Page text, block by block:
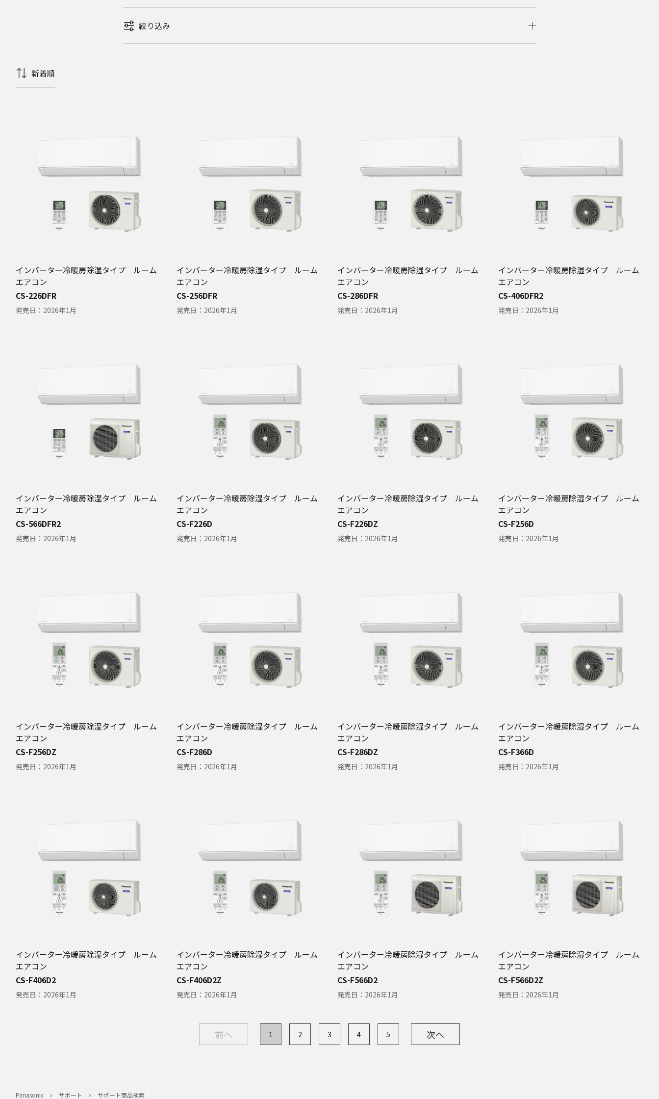
絞り込み
新着順
インバーター冷暖房除湿タイプ ルーム
エアコン
CS-226DFR
発売日： 2026年1月
インバーター冷暖房除湿タイプ ルーム
エアコン
CS-256DFR
発売日： 2026年1月
インバーター冷暖房除湿タイプ ルーム
エアコン
CS-286DFR
発売日： 2026年1月
インバーター冷暖房除湿タイプ ルーム
エアコン
CS-406DFR2
発売日： 2026年1月
インバーター冷暖房除湿タイプ ルーム
エアコン
CS-566DFR2
発売日： 2026年1月
インバーター冷暖房除湿タイプ ルーム
エアコン
CS-F226D
発売日： 2026年1月
インバーター冷暖房除湿タイプ ルーム
エアコン
CS-F226DZ
発売日： 2026年1月
インバーター冷暖房除湿タイプ ルーム
エアコン
CS-F256D
発売日： 2026年1月
インバーター冷暖房除湿タイプ ルーム
エアコン
CS-F256DZ
発売日： 2026年1月
インバーター冷暖房除湿タイプ ルーム
エアコン
CS-F286D
発売日： 2026年1月
インバーター冷暖房除湿タイプ ルーム
エアコン
CS-F286DZ
発売日： 2026年1月
インバーター冷暖房除湿タイプ ルーム
エアコン
CS-F366D
発売日： 2026年1月
インバーター冷暖房除湿タイプ ルーム
エアコン
CS-F406D2
発売日： 2026年1月
インバーター冷暖房除湿タイプ ルーム
エアコン
CS-F406D2Z
発売日： 2026年1月
インバーター冷暖房除湿タイプ ルーム
エアコン
CS-F566D2
発売日： 2026年1月
インバーター冷暖房除湿タイプ ルーム
エアコン
CS-F566D2Z
発売日： 2026年1月
前へ 1 2 3 4 5 次へ
Panasonic サポート サポート商品検索